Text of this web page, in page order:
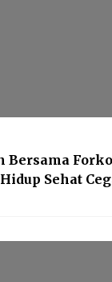
Bersama
Sehat